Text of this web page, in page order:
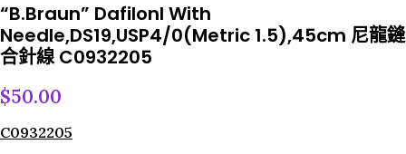
“B.Braun” Dafilonl With
Needle,DS19,USP4/0(Metric 1.5),45cm 尼龍鏠
合針線 C0932205
$50.00
C0932205